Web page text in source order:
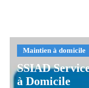
SSIAD
à Domicile